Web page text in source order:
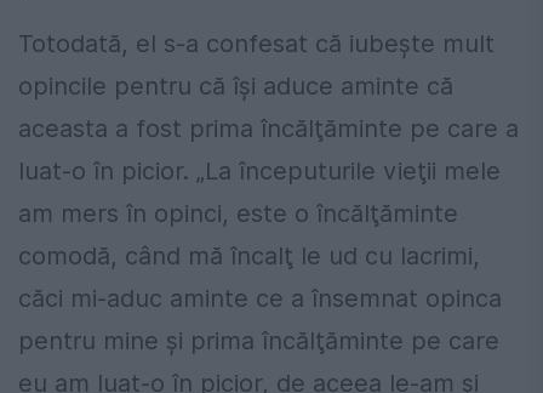
Totodată, el s-a confesat că iubeşte mult
opincile pentru că îşi aduce aminte că
aceasta a fost prima încălţăminte pe care a
luat-o în picior. „La începuturile vieţii mele
am mers în opinci, este o încălţăminte
comodă, când mă încalţ le ud cu lacrimi,
căci mi-aduc aminte ce a însemnat opinca
pentru mine şi prima încălţăminte pe care
eu am luat-o în picior, de aceea le-am şi